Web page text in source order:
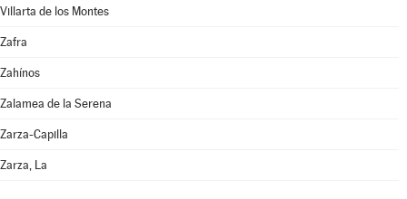
Villarta de los Montes
Zafra
Zahínos
Zalamea de la Serena
Zarza-Capilla
Zarza, La